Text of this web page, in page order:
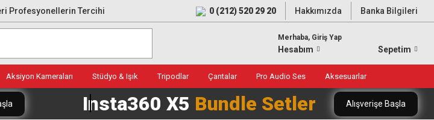
Profesyonellerin Tercihi 0 (212) 520 29 20 Hakkımızda Banka Bilgileri
Merhaba, Giriş Yap
Hesabım Sepetim
Aksiyon Kameraları Stüdyo & Işık Tripodlar Çantalar Pro Audio Ses Aksesuarlar
Insta360 X5 Bundle Setler Alışverişe Başla